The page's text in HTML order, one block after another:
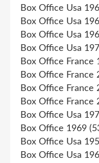
Box Office Usa
Box Office Usa
Box Office Usa
Box Office Usa
Box Office France
Box Office France
Box Office France
Box Office France
Box Office Usa
Box Office 1969
Box Office Usa
Box Office Usa